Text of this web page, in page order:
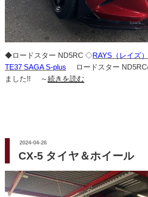
◆ロードスター ND5RC ◇RAYS（レイズ
TE37 SAGA S-plus ロードスター ND5RC
ました!! ～続きを読む
投
日:
2024-04-26
CX-5 タイヤ＆ホイール